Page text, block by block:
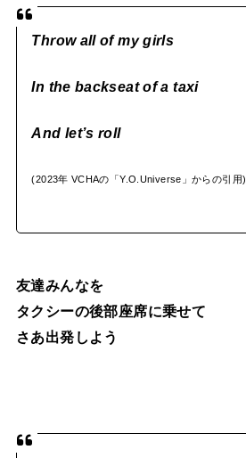
Throw all of my girls
In the backseat of a taxi
And let’s roll
(2023年 VCHAの「Y.O.Universe」からの引用)
友達みんなを
タクシーの後部座席に乗せて
さあ出発しよう